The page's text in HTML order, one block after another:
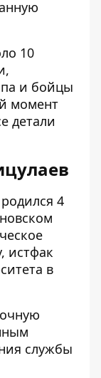
10
и бойцы
момент
детали
родился 4
истфак
в
службы